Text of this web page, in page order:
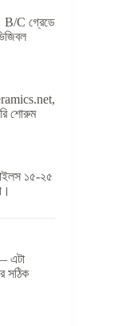
B/C গ্রেডে
শোরুম
১৫-২৫
এটা
সঠিক